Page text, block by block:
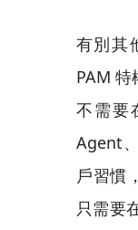
有別其
PAM
不需要
Agent
戶習慣
只需要